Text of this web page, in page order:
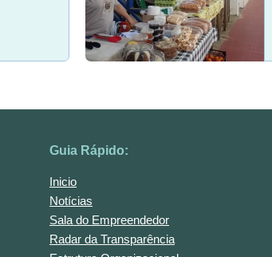
Guia Rápido:
Inicio
Notícias
Sala do Empreendedor
Radar da Transparência